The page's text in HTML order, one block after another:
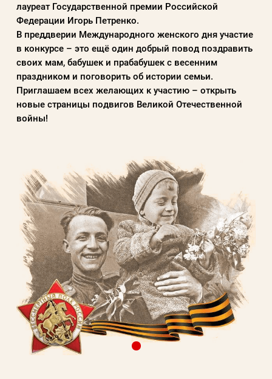
лауреат Государственной премии Российской
Федерации Игорь Петренко.
В преддверии Международного женского дня участие
в конкурсе – это ещё один добрый повод поздравить
своих мам, бабушек и прабабушек с весенним
праздником и поговорить об истории семьи.
Приглашаем всех желающих к участию – открыть
новые страницы подвигов Великой Отечественной
войны!